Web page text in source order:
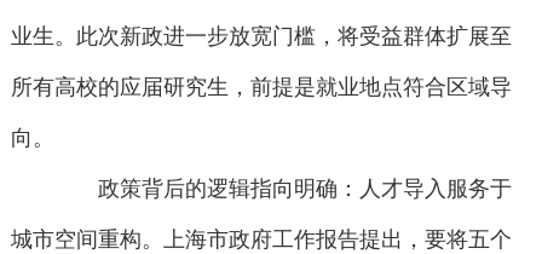
业生。此次新政进一步放宽门槛，将受益群体扩展至
所有高校的应届研究生，前提是就业地点符合区域导
向。
政策背后的逻辑指向明确：人才导入服务于
城市空间重构。上海市政府工作报告提出，要将五个